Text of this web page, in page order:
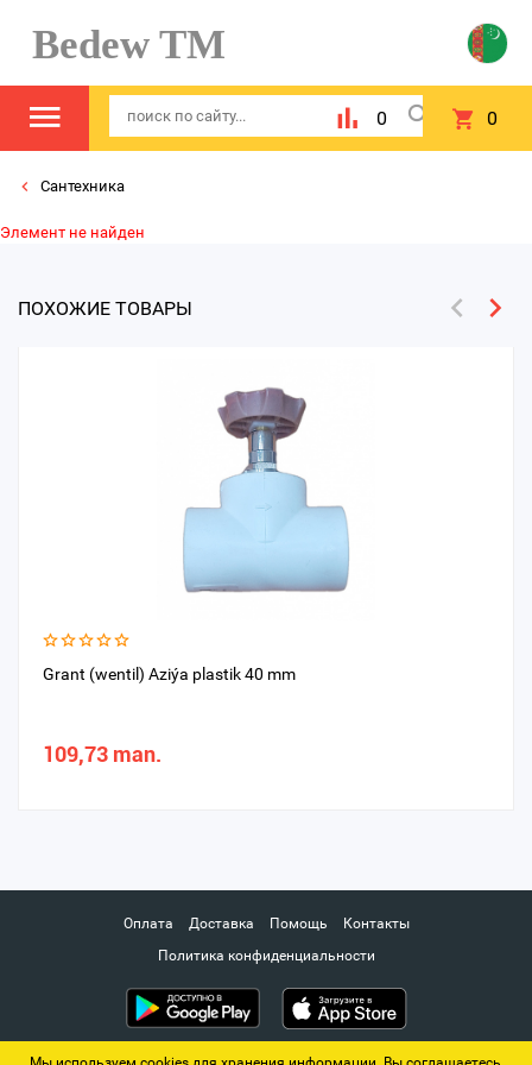
Bedew TM
0 0
Сантехника
Элемент не найден
ПОХОЖИЕ ТОВАРЫ
Grant (wentil) Aziýa plastik 40 mm
109,73 man.
Оплата Доставка Помощь
Контакты
Политика конфиденциальности